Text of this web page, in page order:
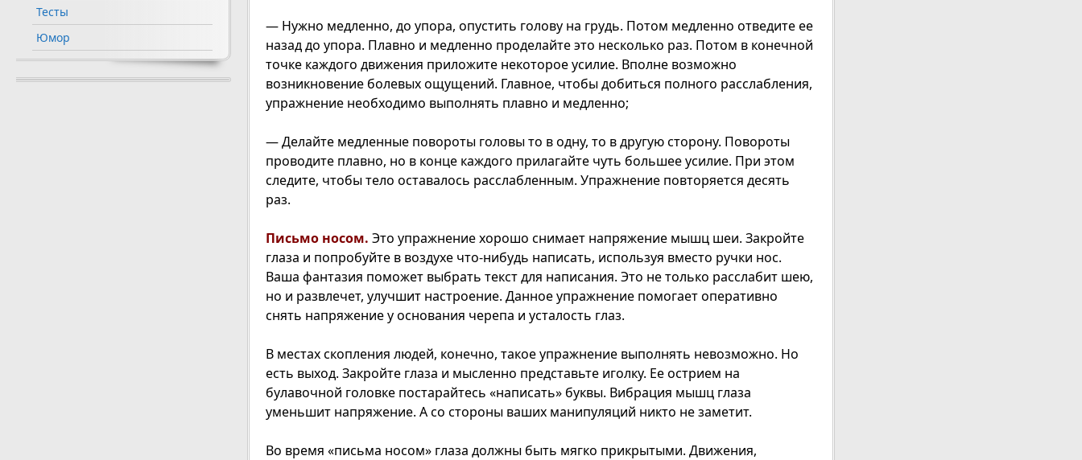
— Нужно медленно, до упора, опустить голову на грудь. Потом медленно отведите ее
назад до упора. Плавно и медленно проделайте это несколько раз. Потом в конечной
точке каждого движения приложите некоторое усилие. Вполне возможно
возникновение болевых ощущений. Главное, чтобы добиться полного расслабления,
упражнение необходимо выполнять плавно и медленно;
— Делайте медленные повороты головы то в одну, то в другую сторону. Повороты
проводите плавно, но в конце каждого прилагайте чуть большее усилие. При этом
следите, чтобы тело оставалось расслабленным. Упражнение повторяется десять
раз.
Письмо носом. Это упражнение хорошо снимает напряжение мышц шеи. Закройте
глаза и попробуйте в воздухе что-нибудь написать, используя вместо ручки нос.
Ваша фантазия поможет выбрать текст для написания. Это не только расслабит шею,
но и развлечет, улучшит настроение. Данное упражнение помогает оперативно
снять напряжение у основания черепа и усталость глаз.
В местах скопления людей, конечно, такое упражнение выполнять невозможно. Но
есть выход. Закройте глаза и мысленно представьте иголку. Ее острием на
булавочной головке постарайтесь «написать» буквы. Вибрация мышц глаза
уменьшит напряжение. А со стороны ваших манипуляций никто не заметит.
Во время «письма носом» глаза должны быть мягко прикрытыми. Движения,
Тесты
Юмор